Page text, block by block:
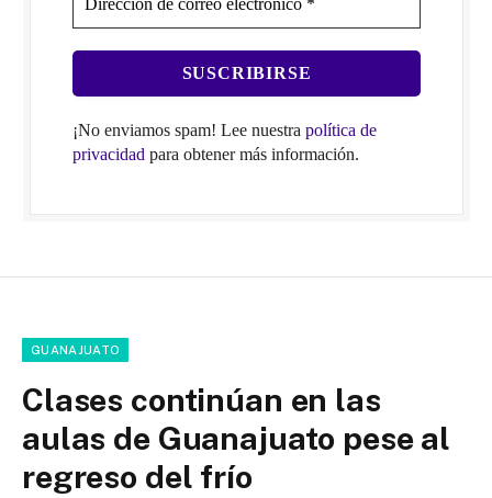
¡No enviamos spam! Lee nuestra política de
privacidad para obtener más información.
GUANAJUATO
Clases continúan en las
aulas de Guanajuato pese al
regreso del frío